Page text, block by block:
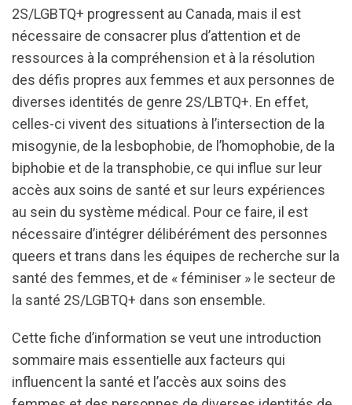
2S/LGBTQ+ progressent au Canada, mais il est
nécessaire de consacrer plus d’attention et de
ressources à la compréhension et à la résolution
des défis propres aux femmes et aux personnes de
diverses identités de genre 2S/LBTQ+. En effet,
celles-ci vivent des situations à l’intersection de la
misogynie, de la lesbophobie, de l’homophobie, de la
biphobie et de la transphobie, ce qui influe sur leur
accès aux soins de santé et sur leurs expériences
au sein du système médical. Pour ce faire, il est
nécessaire d’intégrer délibérément des personnes
queers et trans dans les équipes de recherche sur la
santé des femmes, et de « féminiser » le secteur de
la santé 2S/LGBTQ+ dans son ensemble.
Cette fiche d’information se veut une introduction
sommaire mais essentielle aux facteurs qui
influencent la santé et l’accès aux soins des